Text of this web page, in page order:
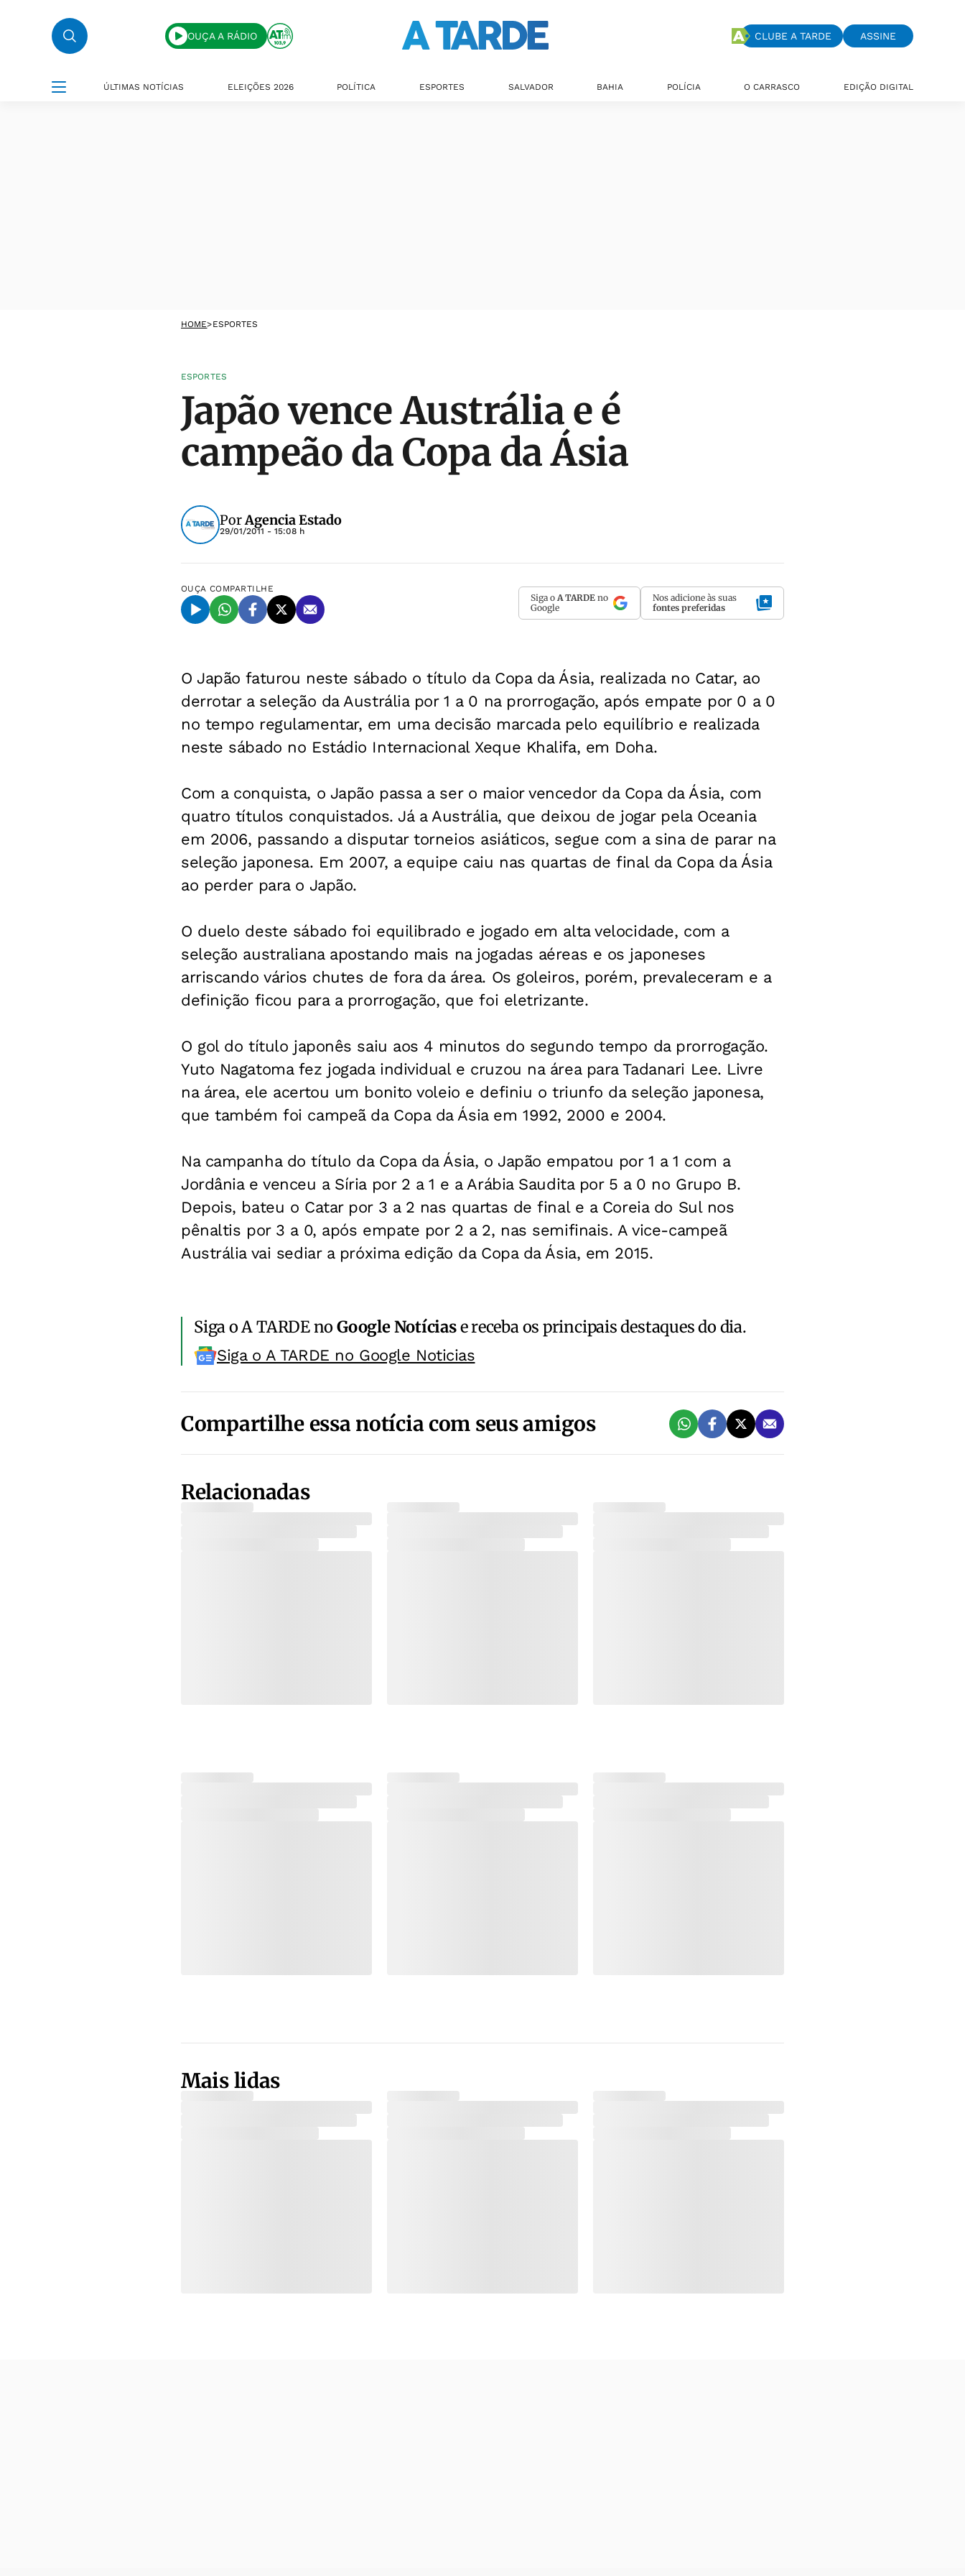
OUÇA A RÁDIO CLUBE A TARDE ASSINE
ÚLTIMAS NOTÍCIAS ELEIÇÕES 2026 POLÍTICA ESPORTES SALVADOR BAHIA POLÍCIA O CARRASCO EDIÇÃO DIGITAL
HOME>ESPORTES
ESPORTES
Japão vence Austrália e é
campeão da Copa da Ásia
PorAgencia Estado
29/01/2011 - 15:08 h
OUÇA COMPARTILHE
Siga o A TARDE no
Google
Nos adicione às suas
fontes preferidas
O Japão faturou neste sábado o título da Copa da Ásia, realizada no Catar, ao
derrotar a seleção da Austrália por 1 a 0 na prorrogação, após empate por 0 a 0
no tempo regulamentar, em uma decisão marcada pelo equilíbrio e realizada
neste sábado no Estádio Internacional Xeque Khalifa, em Doha.
Com a conquista, o Japão passa a ser o maior vencedor da Copa da Ásia, com
quatro títulos conquistados. Já a Austrália, que deixou de jogar pela Oceania
em 2006, passando a disputar torneios asiáticos, segue com a sina de parar na
seleção japonesa. Em 2007, a equipe caiu nas quartas de final da Copa da Ásia
ao perder para o Japão.
O duelo deste sábado foi equilibrado e jogado em alta velocidade, com a
seleção australiana apostando mais na jogadas aéreas e os japoneses
arriscando vários chutes de fora da área. Os goleiros, porém, prevaleceram e a
definição ficou para a prorrogação, que foi eletrizante.
O gol do título japonês saiu aos 4 minutos do segundo tempo da prorrogação.
Yuto Nagatoma fez jogada individual e cruzou na área para Tadanari Lee. Livre
na área, ele acertou um bonito voleio e definiu o triunfo da seleção japonesa,
que também foi campeã da Copa da Ásia em 1992, 2000 e 2004.
Na campanha do título da Copa da Ásia, o Japão empatou por 1 a 1 com a
Jordânia e venceu a Síria por 2 a 1 e a Arábia Saudita por 5 a 0 no Grupo B.
Depois, bateu o Catar por 3 a 2 nas quartas de final e a Coreia do Sul nos
pênaltis por 3 a 0, após empate por 2 a 2, nas semifinais. A vice-campeã
Austrália vai sediar a próxima edição da Copa da Ásia, em 2015.
Siga o A TARDE noGoogle Notíciase receba os principais destaques do dia.
Siga o A TARDE no Google Noticias
Compartilhe essa notícia com seus amigos
Relacionadas
Mais lidas